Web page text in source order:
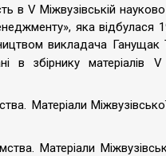
в V Міжвузівській
яка
викладача
в збірнику матеріалів V
Матеріали
Матеріали